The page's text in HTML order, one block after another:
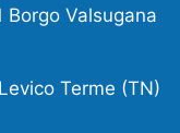
Borgo Valsugana
Terme (TN)